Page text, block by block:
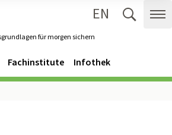
für morgen sichern
EN
Fachinstitute Infothek